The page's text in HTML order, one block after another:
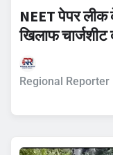
NEET पेपर
खिलाफ चार्जशीट
Regional Reporter